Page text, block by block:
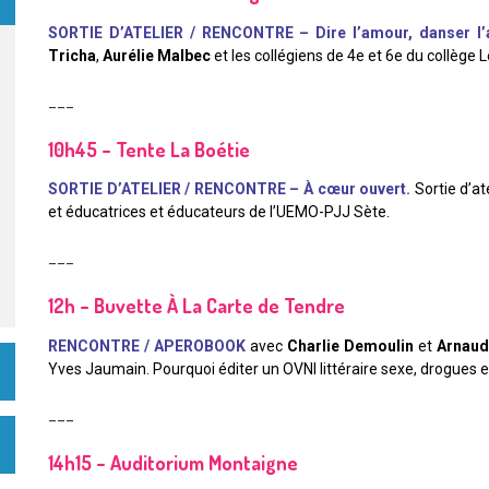
SORTIE D’ATELIER / RENCONTRE – Dire l’amour, danser
Tricha, Aurélie Malbecet les collégiens de 4e et 6e du collège
10h45 – Tente La Boétie
SORTIE D’ATELIER / RENCONTRE – À cœur ouvert. Sortie
et éducatrices et éducateurs de l’UEMO-PJJ Sète.
12h – Buvette À La Carte de Tendre
RENCONTRE / APEROBOOK avec Charlie Demoulin et
Yves Jaumain. Pourquoi éditer un OVNI littéraire sexe, drogues
14h15 – Auditorium Montaigne